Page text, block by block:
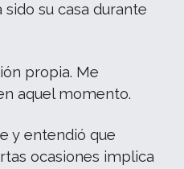
su casa durante
propia. Me
aquel momento.
y entendió que
ocasiones implica